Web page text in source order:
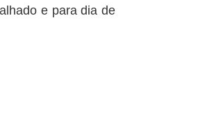
e para dia de